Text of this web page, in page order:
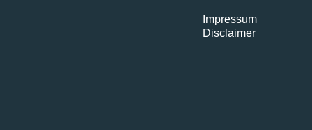
Impressum
Disclaimer